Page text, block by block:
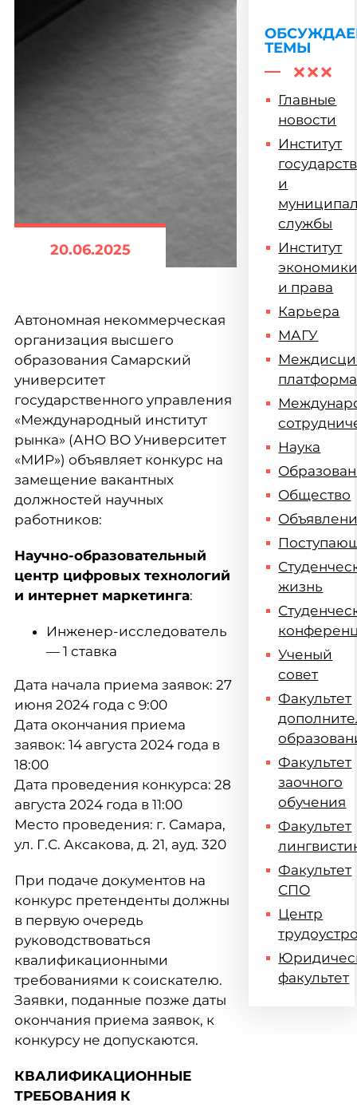
20.06.2025
Автономная некоммерческая
организация высшего
образования Самарский
университет
государственного управления
«Международный институт
рынка» (АНО ВО Университет
«МИР») объявляет конкурс на
замещение вакантных
должностей научных
работников:
Научно-образовательный
центр цифровых технологий
и интернет маркетинга:
Инженер-исследователь
― 1 ставка
Дата начала приема заявок: 27
июня 2024 года с 9:00
Дата окончания приема
заявок: 14 августа 2024 года в
18:00
Дата проведения конкурса: 28
августа 2024 года в 11:00
Место проведения: г. Самара,
ул. Г.С. Аксакова, д. 21, ауд. 320
При подаче документов на
конкурс претенденты должны
в первую очередь
руководствоваться
квалификационными
требованиями к соискателю.
Заявки, поданные позже даты
окончания приема заявок, к
конкурсу не допускаются.
КВАЛИФИКАЦИОННЫЕ
ТРЕБОВАНИЯ К
ТЕМЫ
Главные
новости
Институт
и
службы
Институт
и права
Карьера
МАГУ
платформа
Наука
Общество
жизнь
Ученый
совет
Факультет
Факультет
заочного
обучения
Факультет
Факультет
СПО
Центр
факультет